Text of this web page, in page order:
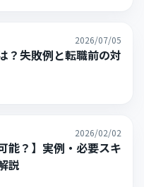
2026/07/05
？失敗例と転職前の対
2026/02/02
能？】実例・必要スキ
説